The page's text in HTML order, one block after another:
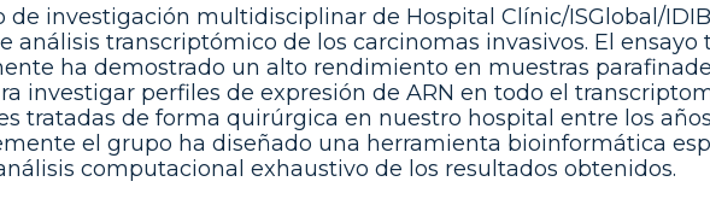
de investigación multidisciplinar de Hospital Clínic/ISGlobal/
análisis transcriptómico de los carcinomas invasivos. El
ha demostrado un alto rendimiento en muestras
investigar perfiles de expresión de ARN en todo el
tratadas de forma quirúrgica en nuestro hospital entre los años
el grupo ha diseñado una herramienta bioinformática
computacional exhaustivo de los resultados obtenidos.